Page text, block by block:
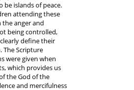
be islands of peace.
attending these
the anger and
being controlled,
define their
The Scripture
were given when
which provides us
the God of the
and mercifulness